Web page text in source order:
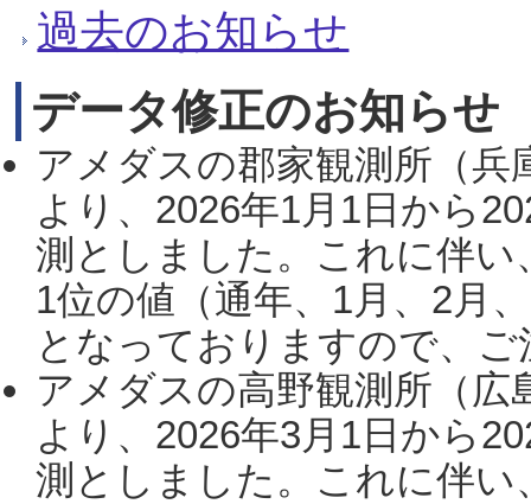
過去のお知らせ
データ修正のお知らせ
アメダスの郡家観測所（
より、2026年1月1日から
測としました。これに伴い
1位の値（通年、1月、2月
となっておりますので、
アメダスの高野観測所（
より、2026年3月1日から
測としました。これに伴い